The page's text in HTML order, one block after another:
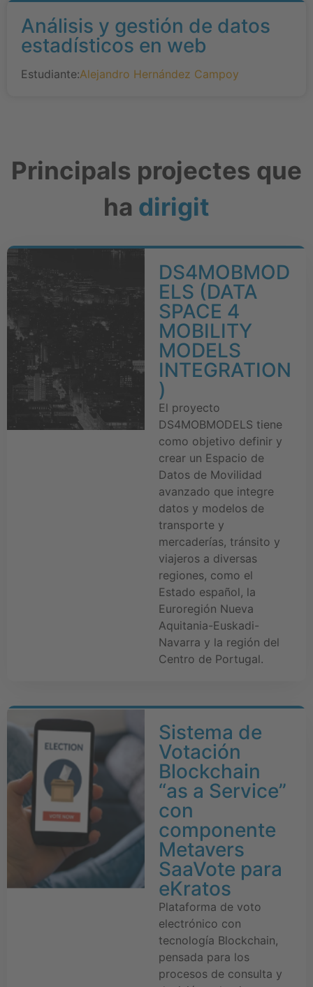
Análisis y gestión de datos
estadísticos en web
Estudiante:Alejandro Hernández Campoy
Principals projectes que
ha dirigit
DS4MOBMOD
ELS (DATA
SPACE 4
MOBILITY
MODELS
INTEGRATION
)
El proyecto
DS4MOBMODELS tiene
como objetivo definir y
crear un Espacio de
Datos de Movilidad
avanzado que integre
datos y modelos de
transporte y
mercaderías, tránsito y
viajeros a diversas
regiones, como el
Estado español, la
Euroregión Nueva
Aquitania-Euskadi-
Navarra y la región del
Centro de Portugal.
Sistema de
Votación
Blockchain
“as a Service”
con
componente
Metavers
SaaVote para
eKratos
Plataforma de voto
electrónico con
tecnología Blockchain,
pensada para los
procesos de consulta y